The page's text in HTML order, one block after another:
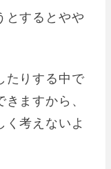
とするとやや
たりする中で
ますから、
考えないよ